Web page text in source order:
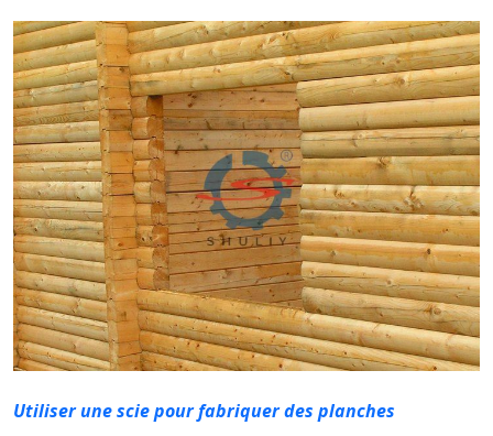
Utiliser une scie pour fabriquer des planches